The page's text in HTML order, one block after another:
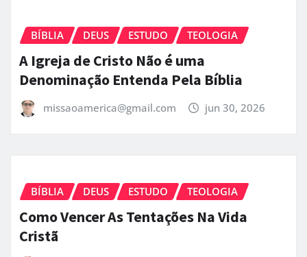
BÍBLIA DEUS ESTUDO TEOLOGIA
A Igreja de Cristo Não é uma
Denominação Entenda Pela Bíblia
missaoamerica@gmail.com jun 30, 2026
BÍBLIA DEUS ESTUDO TEOLOGIA
Como Vencer As Tentações Na Vida
Cristã